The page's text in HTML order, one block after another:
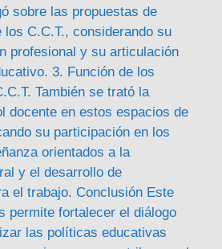
sobre las propuestas de
los C.C.T., considerando su
profesional y su articulación
3. Función de los
También se trató la
docente en estos espacios de
su participación en los
orientados a la
y el desarrollo de
el trabajo. Conclusión Este
permite fortalecer el diálogo
las políticas educativas